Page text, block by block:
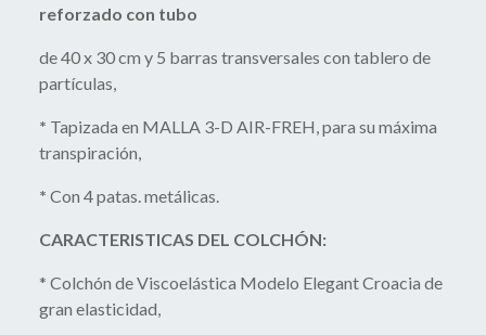
reforzado con tubo
de 40 x 30 cm y 5 barras transversales con tablero de
partículas,
* Tapizada en MALLA 3-D AIR-FREH, para su máxima
transpiración,
* Con 4 patas. metálicas.
CARACTERISTICAS DEL COLCHÓN:
* Colchón de Viscoelástica Modelo Elegant Croacia de
gran elasticidad,